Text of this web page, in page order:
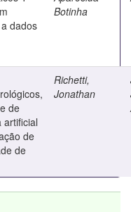
dados
Botinha
de
artificial
de
de
Richetti,
Jonathan